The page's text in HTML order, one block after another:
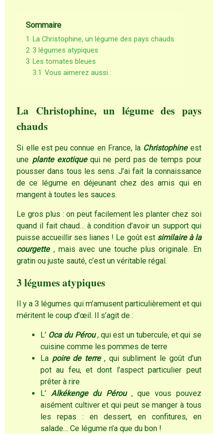
Sommaire
1
La Christophine, un légume des pays chauds
2 3 légumes atypiques
3 Les tomates bleues
3.1 Vous aimerez aussi :
La Christophine, un légume des pays
chauds
Si elle est peu connue en France, la Christophineest
une plante exotiquequi ne perd pas de temps pour
pousser dans tous les sens. J’ai fait la connaissance
de ce légume en déjeunant chez des amis qui en
mangent à toutes les sauces.
Le gros plus : on peut facilement les planter chez soi
quand il fait chaud… à condition d’avoir un support qui
puisse accueillir ses lianes ! Le goût est similaire à la
courgette, mais avec une touche plus originale. En
gratin ou juste sauté, c’est un véritable régal.
3 légumes atypiques
Il y a 3 légumes qui m’amusent particulièrement et qui
méritent le coup d’œil. Il s’agit de :
L’ Oca du Pérou, qui est un tubercule, et qui se
cuisine comme les pommes de terre
La poire de terre, qui subliment le goût d’un
pot au feu, et dont l’aspect particulier peut
prêter à rire
L’ Alkékenge du Pérou , que vous pouvez
aisément cultiver et qui peut se manger à tous
les repas : en dessert, en confitures, en
salade… Ce légume n’a que du bon !